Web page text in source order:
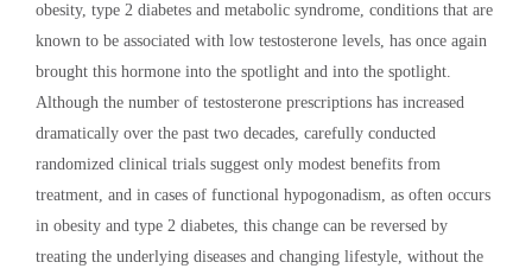
obesity, type 2 diabetes and metabolic syndrome, conditions that are
known to be associated with low testosterone levels, has once again
brought this hormone into the spotlight and into the spotlight.
Although the number of testosterone prescriptions has increased
dramatically over the past two decades, carefully conducted
randomized clinical trials suggest only modest benefits from
treatment, and in cases of functional hypogonadism, as often occurs
in obesity and type 2 diabetes, this change can be reversed by
treating the underlying diseases and changing lifestyle, without the